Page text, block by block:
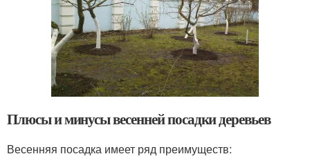
Плюсы и минусы весенней посадки деревьев
Весенняя посадка имеет ряд преимуществ: